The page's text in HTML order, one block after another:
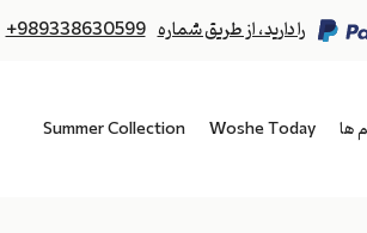
را دارید، از طریق شماره +989338630599
ها Woshe Today
Summer Collection